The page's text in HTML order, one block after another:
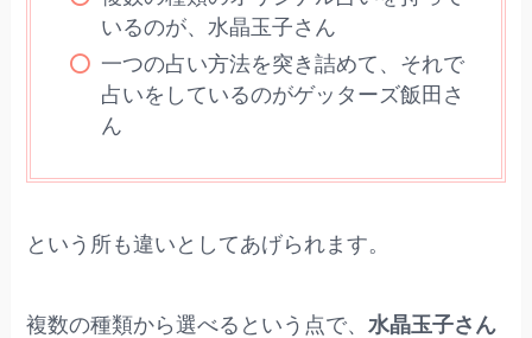
いるのが、水晶玉子さん
一つの占い方法を突き詰めて、それで
占いをしているのがゲッターズ飯田さ
ん
という所も違いとしてあげられます。
複数の種類から選べるという点で、 水晶玉子さん